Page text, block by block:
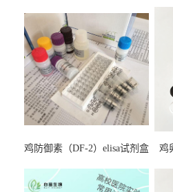
鸡防御素（DF-2）elisa试剂盒
鸡